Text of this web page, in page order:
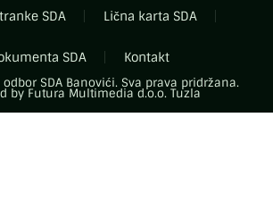
SDA Lična karta SDA
SDA Kontakt
SDA Banovići. Sva prava pridržana.
by Futura Multimedia d.o.o. Tuzla